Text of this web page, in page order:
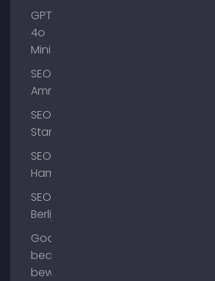
GPT-
4o
Mini
SEO
Ammersee
SEO
Starnberg
SEO
Hamburg
SEO
Berlijn
Google
bedrijfsprofiel
bewerken